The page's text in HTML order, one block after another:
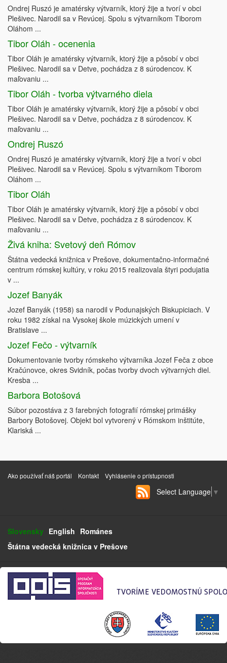
Ondrej Ruszó je amatérsky výtvarník, ktorý žije a tvorí v obci
Plešivec. Narodil sa v Revúcej. Spolu s výtvarníkom Tiborom
Oláhom ...
Tibor Oláh - ocenenia
Tibor Oláh je amatérsky výtvarník, ktorý žije a pôsobí v obci
Plešivec. Narodil sa v Detve, pochádza z 8 súrodencov. K
maľovaniu ...
Tibor Oláh - tvorba výtvarného diela
Tibor Oláh je amatérsky výtvarník, ktorý žije a pôsobí v obci
Plešivec. Narodil sa v Detve, pochádza z 8 súrodencov. K
maľovaniu ...
Ondrej Ruszó
Ondrej Ruszó je amatérsky výtvarník, ktorý žije a tvorí v obci
Plešivec. Narodil sa v Revúcej. Spolu s výtvarníkom Tiborom
Oláhom ...
Tibor Oláh
Tibor Oláh je amatérsky výtvarník, ktorý žije a pôsobí v obci
Plešivec. Narodil sa v Detve, pochádza z 8 súrodencov. K
maľovaniu ...
Živá kniha: Svetový deň Rómov
Štátna vedecká knižnica v Prešove, dokumentačno-informačné
centrum rómskej kultúry, v roku 2015 realizovala štyri podujatia
v ...
Jozef Banyák
Jozef Banyák (1958) sa narodil v Podunajských Biskupiciach. V
roku 1982 získal na Vysokej škole múzických umení v
Bratislave ...
Jozef Fečo - výtvarník
Dokumentovanie tvorby rómskeho výtvarníka Jozef Feča z obce
Kračúnovce, okres Svidník, počas tvorby dvoch výtvarných diel.
Kresba ...
Barbora Botošová
Súbor pozostáva z 3 farebných fotografií rómskej primášky
Barbory Botošovej. Objekt bol vytvorený v Rómskom inštitúte,
Klariská ...
Ako používať náš portál Kontakt Vyhlásenie o prístupnosti
Select Language ▼
Slovensky English Románes
Štátna vedecká knižnica v Prešove